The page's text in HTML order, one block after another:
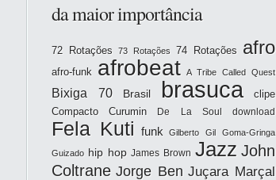
da maior importância
72 Rotações 73 Rotações 74 Rotações afro
afro-funk afrobeat A Tribe Called Quest
Bixiga 70 Brasil brasuca
clipe
Compacto
Curumin De La Soul download
Fela Kuti funk Gilberto Gil Goma-Gringa
Guizado hip hop James Brown Jazz John
Coltrane Jorge Ben Juçara Marçal